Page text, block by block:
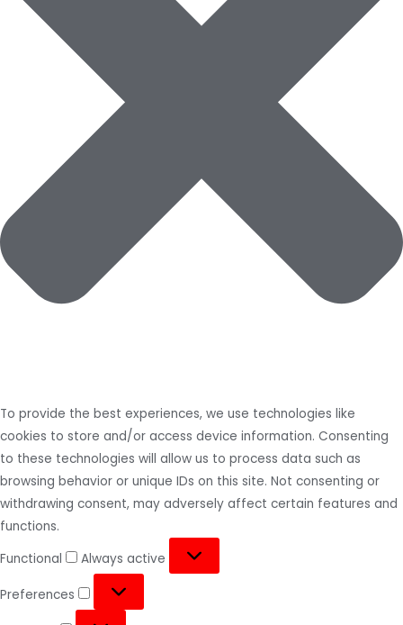
To provide the best experiences, we use technologies like
cookies to store and/or access device information. Consenting
to these technologies will allow us to process data such as
browsing behavior or unique IDs on this site. Not consenting or
withdrawing consent, may adversely affect certain features and
functions.
Functional
Always active
Preferences